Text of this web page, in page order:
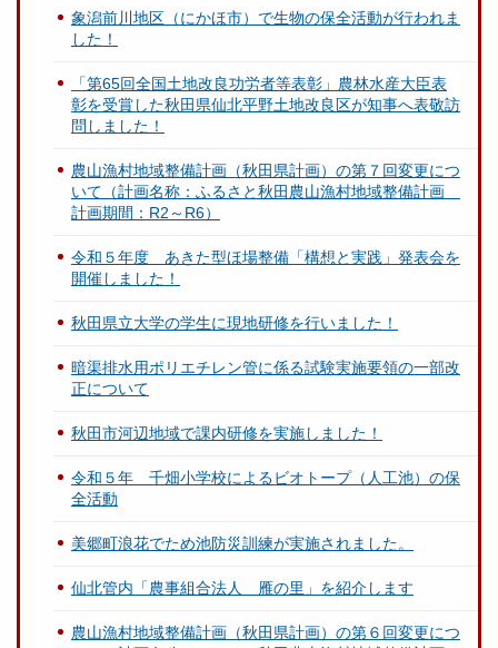
象潟前川地区（にかほ市）で生物の保全活動が行われま
した！
「第65回全国土地改良功労者等表彰」農林水産大臣表
彰を受賞した秋田県仙北平野土地改良区が知事へ表敬訪
問しました！
農山漁村地域整備計画（秋田県計画）の第７回変更につ
いて（計画名称：ふるさと秋田農山漁村地域整備計画
計画期間：R2～R6）
令和５年度 あきた型ほ場整備「構想と実践」発表会を
開催しました！
秋田県立大学の学生に現地研修を行いました！
暗渠排水用ポリエチレン管に係る試験実施要領の一部改
正について
秋田市河辺地域で課内研修を実施しました！
令和５年 千畑小学校によるビオトープ（人工池）の保
全活動
美郷町浪花でため池防災訓練が実施されました。
仙北管内「農事組合法人 雁の里」を紹介します
農山漁村地域整備計画（秋田県計画）の第６回変更につ